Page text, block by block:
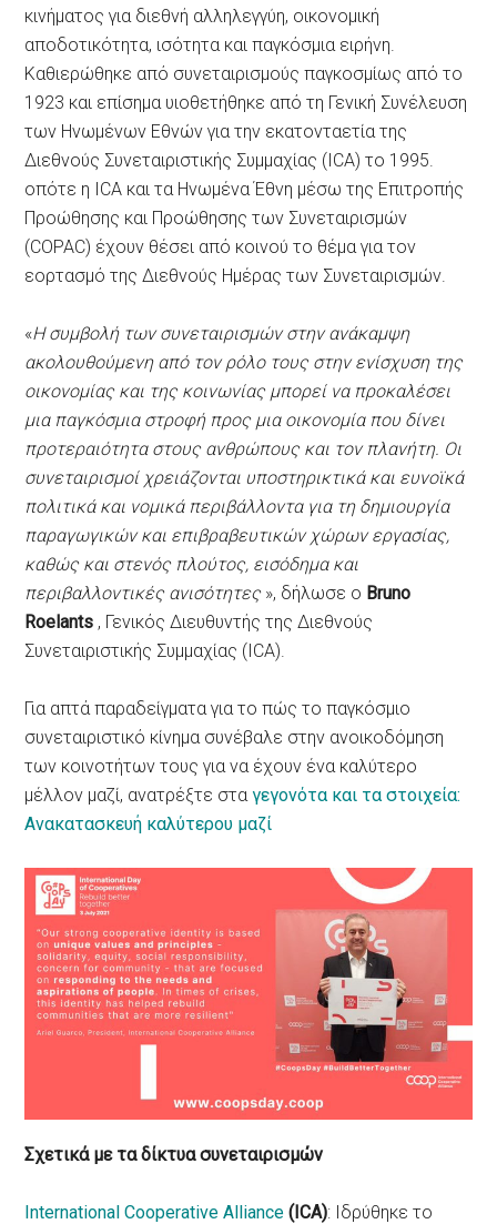
κινήματος για διεθνή αλληλεγγύη, οικονομική
αποδοτικότητα, ισότητα και παγκόσμια ειρήνη.
Καθιερώθηκε από συνεταιρισμούς παγκοσμίως από το
1923 και επίσημα υιοθετήθηκε από τη Γενική Συνέλευση
των Ηνωμένων Εθνών για την εκατονταετία της
Διεθνούς Συνεταιριστικής Συμμαχίας (ICA) το 1995.
οπότε η ICA και τα Ηνωμένα Έθνη μέσω της Επιτροπής
Προώθησης και Προώθησης των Συνεταιρισμών
(COPAC) έχουν θέσει από κοινού το θέμα για τον
εορτασμό της Διεθνούς Ημέρας των Συνεταιρισμών.
«Η συμβολή των συνεταιρισμών στην ανάκαμψη
ακολουθούμενη από τον ρόλο τους στην ενίσχυση της
οικονομίας και της κοινωνίας μπορεί να προκαλέσει
μια παγκόσμια στροφή προς μια οικονομία που δίνει
προτεραιότητα στους ανθρώπους και τον πλανήτη. Οι
συνεταιρισμοί χρειάζονται υποστηρικτικά και ευνοϊκά
πολιτικά και νομικά περιβάλλοντα για τη δημιουργία
παραγωγικών και επιβραβευτικών χώρων εργασίας,
καθώς και στενός πλούτος, εισόδημα και
περιβαλλοντικές ανισότητες», δήλωσε ο Bruno
Roelants , Γενικός Διευθυντής της Διεθνούς
Συνεταιριστικής Συμμαχίας (ICA).
Για απτά παραδείγματα για το πώς το παγκόσμιο
συνεταιριστικό κίνημα συνέβαλε στην ανοικοδόμηση
των κοινοτήτων τους για να έχουν ένα καλύτερο
μέλλον μαζί, ανατρέξτε σταγεγονότα και τα στοιχεία:
Ανακατασκευή καλύτερου μαζί
Σχετικά με τα δίκτυα συνεταιρισμών
International Cooperative Alliance (ICA): Ιδρύθηκε το